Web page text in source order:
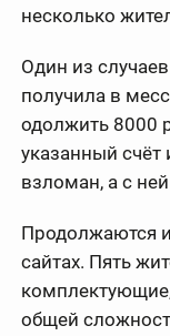
несколько
Один из
получила в
одолжить 8000
указанный счёт
взломан, а с
Продолжаются
сайтах. Пять
общей